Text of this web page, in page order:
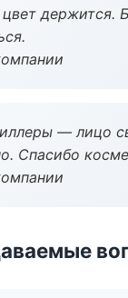
держится.
— лицо
Спасибо